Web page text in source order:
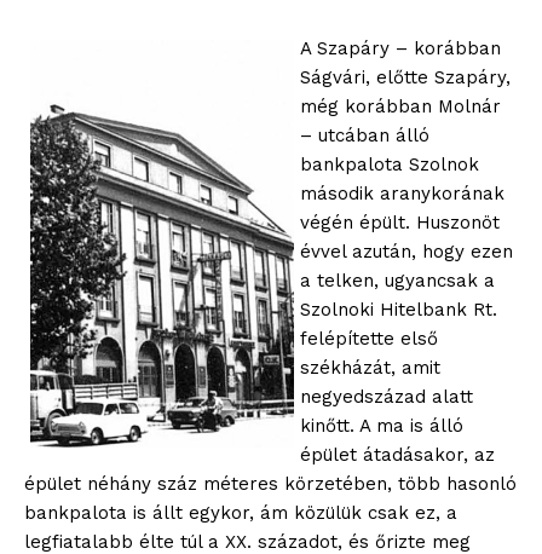
A Szapáry – korábban
Ságvári, előtte Szapáry,
még korábban Molnár
– utcában álló
bankpalota Szolnok
második aranykorának
végén épült. Huszonöt
évvel azután, hogy ezen
a telken, ugyancsak a
Szolnoki Hitelbank Rt.
felépítette első
székházát, amit
negyedszázad alatt
kinőtt. A ma is álló
épület átadásakor, az
épület néhány száz méteres körzetében, több hasonló
bankpalota is állt egykor, ám közülük csak ez, a
legfiatalabb élte túl a XX. századot, és őrizte meg